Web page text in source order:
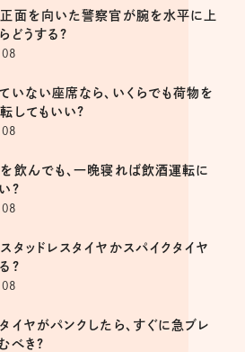
面を向いた警察官が腕を水平に上
どうする?
いない座席なら、いくらでも荷物を
してもいい?
飲んでも、一晩寝れば飲酒運転に
?
タッドレスタイヤかスパイクタイヤ
?
イヤがパンクしたら、すぐに急ブレ
べき?